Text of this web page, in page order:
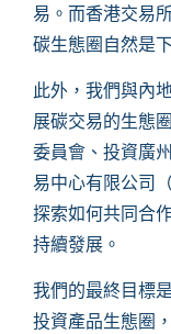
易。而香港交易
碳生態圈自然是
此外，我們與內
展碳交易的生態
委員會、投資廣
易中心有限公司
探索如何共同合
持續發展。
我們的最終目標
投資產品生態圈